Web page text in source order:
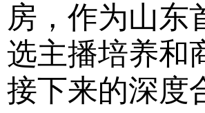
房，作为山东
选主播培养和
接下来的深度